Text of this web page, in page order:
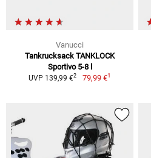
Vanucci
Tankrucksack TANKLOCK
Sportivo 5-8 l
UVP 139,99 €2 79,99 €1